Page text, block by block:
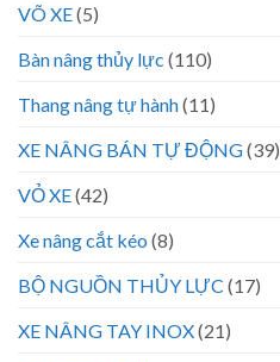
VÕ XE(5)
Bàn nâng thủy lực (110)
Thang nâng tự hành(11)
XE NÂNG BÁN TỰ ĐỘNG(39)
VỎ XE(42)
Xe nâng cắt kéo (8)
BỘ NGUỒN THỦY LỰC (17)
XE NÂNG TAY INOX(21)